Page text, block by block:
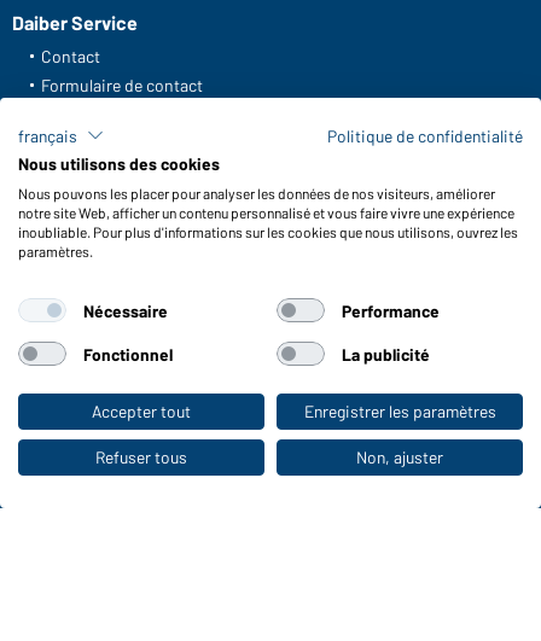
Vers la boutique pour particuliers
Daiber Service
Contact
Formulaire de contact
FAQ / Manuel d' utilisation
Vérifier le stock
Reporting system according to whistleblower protection act
Fonctions et entretien
Conseils d'entretien
Tailles
Couleurs
WORKWEAR COLLECTION
Le choix idéal pour les professionnels :
français
Politique de confidentialité
Nous utilisons des cookies
Nous pouvons les placer pour analyser les données de nos visiteurs, améliorer
notre site Web, afficher un contenu personnalisé et vous faire vivre une expérience
inoubliable. Pour plus d'informations sur les cookies que nous utilisons, ouvrez les
paramètres.
Nécessaire Performance
Fonctionnel La publicité
Accepter tout Enregistrer les paramètres
Refuser tous Non, ajuster